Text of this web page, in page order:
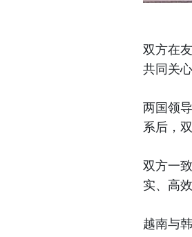
双方在
共同关
两国领
系后，
双方一
实、高
越南与